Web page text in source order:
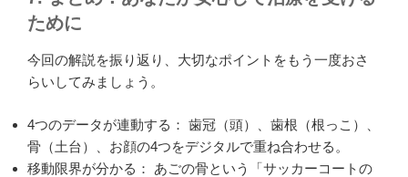
ために
今回の解説を振り返り、大切なポイントをもう一度おさ
らいしてみましょう。
4つのデータが連動する： 歯冠（頭）、歯根（根っこ）、
骨（土台）、お顔の4つをデジタルで重ね合わせる。
移動限界が分かる： あごの骨という「サッカーコートの